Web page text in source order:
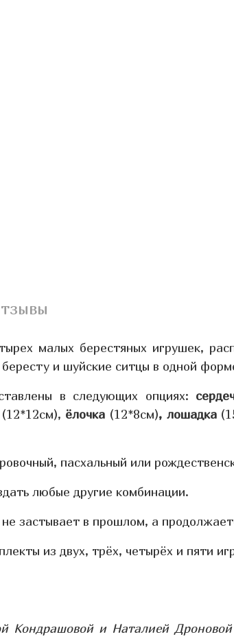
малых берестяных игрушек,
и шуйские ситцы в одной
в следующих опциях:
(12*12см), ёлочка (12*8см), лошадка
пасхальный или
любые другие комбинации.
застывает в прошлом, а
из двух, трёх, четырёх и пяти
Кондрашовой и Наталией